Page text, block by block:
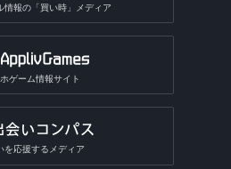
情報の「買い時」メディア
ゲーム情報サイト
を応援するメディア